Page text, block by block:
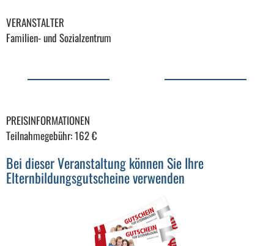
VERANSTALTER
Familien- und Sozialzentrum
PREISINFORMATIONEN
Teilnahmegebühr: 162 €
Bei dieser Veranstaltung können Sie Ihre
Elternbildungsgutscheine verwenden